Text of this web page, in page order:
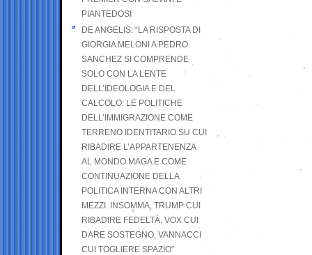
PIANTEDOSI
DE ANGELIS: “LA RISPOSTA DI
GIORGIA MELONI A PEDRO
SANCHEZ SI COMPRENDE
SOLO CON LA LENTE
DELL’IDEOLOGIA E DEL
CALCOLO: LE POLITICHE
DELL’IMMIGRAZIONE COME
TERRENO IDENTITARIO SU CUI
RIBADIRE L’APPARTENENZA
AL MONDO MAGA E COME
CONTINUAZIONE DELLA
POLITICA INTERNA CON ALTRI
MEZZI. INSOMMA, TRUMP CUI
RIBADIRE FEDELTÀ, VOX CUI
DARE SOSTEGNO, VANNACCI
CUI TOGLIERE SPAZIO”